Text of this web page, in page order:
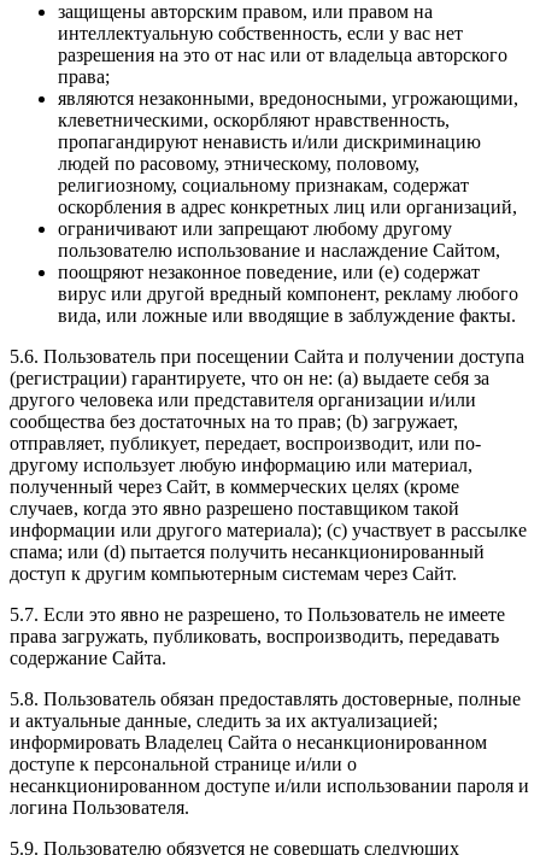
защищены авторским правом, или правом на
интеллектуальную собственность, если у вас нет
разрешения на это от нас или от владельца авторского
права;
являются незаконными, вредоносными, угрожающими,
клеветническими, оскорбляют нравственность,
пропагандируют ненависть и/или дискриминацию
людей по расовому, этническому, половому,
религиозному, социальному признакам, содержат
оскорбления в адрес конкретных лиц или организаций,
ограничивают или запрещают любому другому
пользователю использование и наслаждение Сайтом,
поощряют незаконное поведение, или (e) содержат
вирус или другой вредный компонент, рекламу любого
вида, или ложные или вводящие в заблуждение факты.
5.6. Пользователь при посещении Сайта и получении доступа
(регистрации) гарантируете, что он не: (a) выдаете себя за
другого человека или представителя организации и/или
сообщества без достаточных на то прав; (b) загружает,
отправляет, публикует, передает, воспроизводит, или по-
другому использует любую информацию или материал,
полученный через Сайт, в коммерческих целях (кроме
случаев, когда это явно разрешено поставщиком такой
информации или другого материала); (c) участвует в рассылке
спама; или (d) пытается получить несанкционированный
доступ к другим компьютерным системам через Сайт.
5.7. Если это явно не разрешено, то Пользователь не имеете
права загружать, публиковать, воспроизводить, передавать
содержание Сайта.
5.8. Пользователь обязан предоставлять достоверные, полные
и актуальные данные, следить за их актуализацией;
информировать Владелец Сайта о несанкционированном
доступе к персональной странице и/или о
несанкционированном доступе и/или использовании пароля и
логина Пользователя.
5.9. Пользователю обязуется не совершать следующих